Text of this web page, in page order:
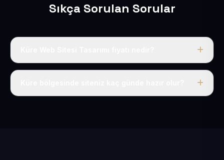
Sıkça Sorulan Sorular
Tek fiyat uygulanır: yıllık 50 USD + KDV. Bu bedele alan